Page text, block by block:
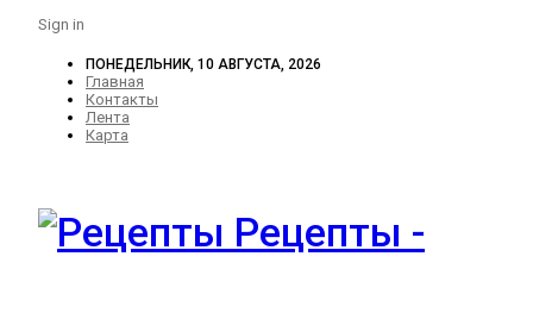
Sign in
ПОНЕДЕЛЬНИК, 10 АВГУСТА, 2026
Главная
Контакты
Лента
Карта
Рецепты -